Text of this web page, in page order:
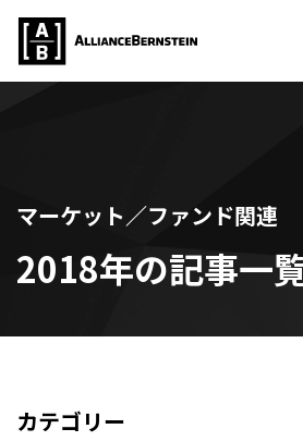
マーケット／ファンド関連
2018年の記事一
カテゴリー